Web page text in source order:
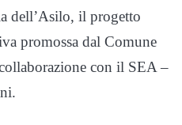
dell’Asilo, il progetto
promossa dal Comune
con il SEA –